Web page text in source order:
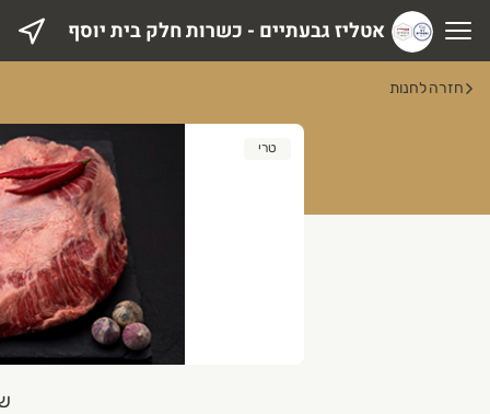
אטליז גבעתיים - כשרות חלק בית יוסף
אטליז גבעתיים - כשרות חלק בית יוסף
חזרה לחנות
טרי